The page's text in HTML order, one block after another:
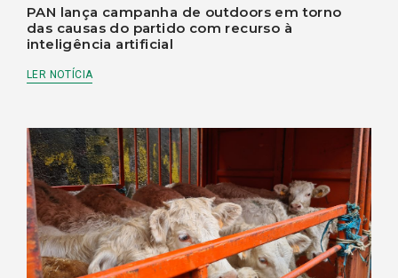
PAN lança campanha de outdoors em torno
das causas do partido com recurso à
inteligência artificial
LER NOTÍCIA